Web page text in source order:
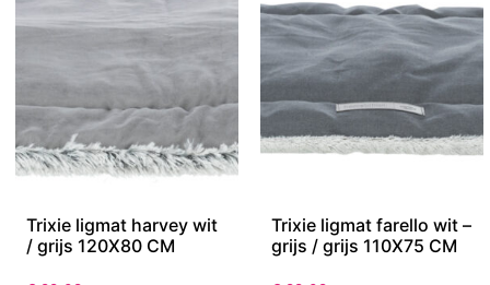
Trixie ligmat harvey wit
/ grijs 120X80 CM
Trixie ligmat farello wit –
grijs / grijs 110X75 CM